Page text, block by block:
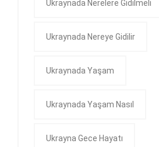
Ukraynada Nerelere Gidilmeli
Ukraynada Nereye Gidilir
Ukraynada Yaşam
Ukraynada Yaşam Nasıl
Ukrayna Gece Hayatı